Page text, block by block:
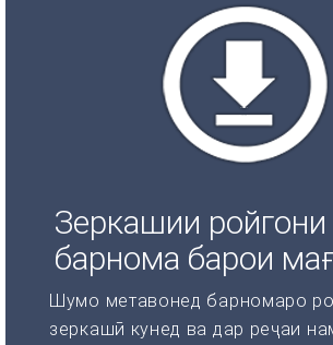
Зеркашии ройгони
барнома барои
Шумо метавонед барномаро
зеркашӣ кунед ва дар реҷаи